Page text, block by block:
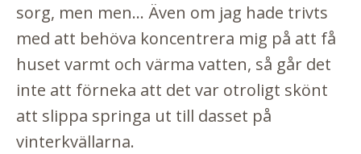
sorg, men men... Även om jag hade trivts
med att behöva koncentrera mig på att få
huset varmt och värma vatten, så går det
inte att förneka att det var otroligt skönt
att slippa springa ut till dasset på
vinterkvällarna.